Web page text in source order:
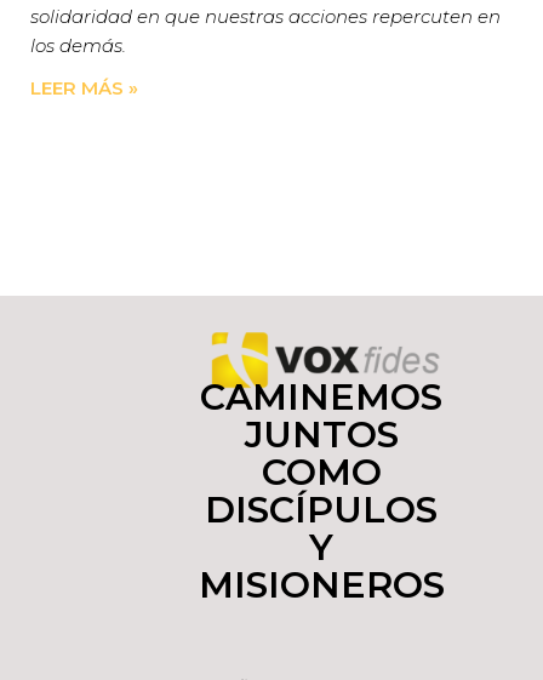
solidaridad en que nuestras acciones repercuten en
los demás.
LEER MÁS »
CAMINEMOS
JUNTOS
COMO
DISCÍPULOS
Y
MISIONEROS